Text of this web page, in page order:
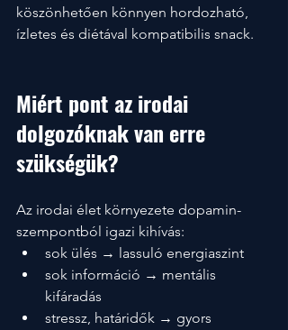
köszönhetően könnyen hordozható,
ízletes és diétával kompatibilis snack.
Miért pont az irodai
dolgozóknak van erre
szükségük?
Az irodai élet környezete dopamin-
szempontból igazi kihívás:
sok ülés → lassuló energiaszint
sok információ → mentális
kifáradás
stressz, határidők → gyors